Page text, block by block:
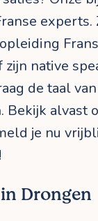
experts.
native
de taal
Bekijk alvast
je nu
Drongen